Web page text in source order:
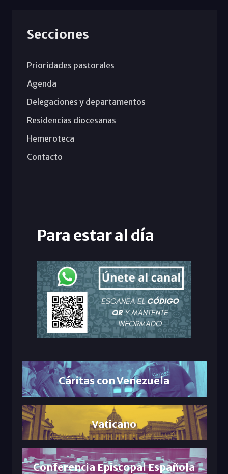
Secciones
Prioridades pastorales
Agenda
Delegaciones y departamentos
Residencias diocesanas
Hemeroteca
Contacto
Para estar al día
Cáritas con Venezuela
Vaticano
Conferencia Episcopal Española